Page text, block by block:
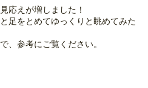
応えが増しました！
足をとめてゆっくりと眺めてみた
、参考にご覧ください。